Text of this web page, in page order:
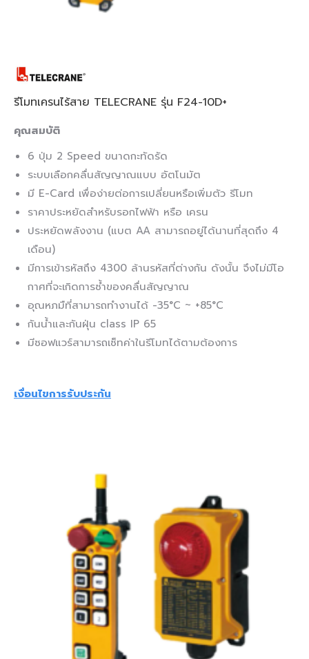
รีโมทเครนไร้สาย TELECRANE รุ่น F24-10D+
คุณสมบัติ
6 ปุ่ม 2 Speed ขนาดกะทัดรัด
ระบบเลือกคลื่นสัญญาณแบบ อัตโนมัต
มี E-Card เพื่อง่ายต่อการเปลี่ยนหรือเพิ่มตัว รีโมท
ราคาประหยัดสำหรับรอกไฟฟ้า หรือ เครน
ประหยัดพลังงาน (แบต AA สามารถอยู่ได้นานที่สุดถึง 4
เดือน)
มีการเข้ารหัสถึง 4300 ล้านรหัสที่ต่างกัน ดังนั้น จึงไม่มีโอ
กาศที่จะเกิดการซ้ำของคลื่นสัญญาณ
อุณหภมืที่สามารถทำงานได้ -35°C ~ +85°C
กันน้ำและกันฝุ่น class IP 65
มีซอฟแวร์สามารถเซ็ทค่าในรีโมทได้ตามต้องการ
เงื่อนไขการรับประกัน